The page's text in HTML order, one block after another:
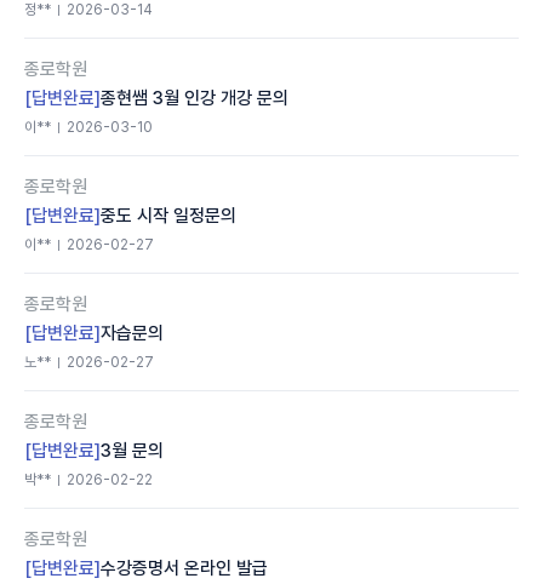
정** 2026-03-14
종로학원
[답변완료]종현쌤 3월 인강 개강 문의
이** 2026-03-10
종로학원
[답변완료]중도 시작 일정문의
이** 2026-02-27
종로학원
[답변완료]자습문의
노** 2026-02-27
종로학원
[답변완료]3월 문의
박** 2026-02-22
종로학원
[답변완료]수강증명서 온라인 발급